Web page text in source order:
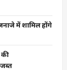
में शामिल होंगे
जब्त